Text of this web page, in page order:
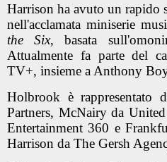
Harrison ha avuto un rapido
nell'acclamata miniserie
the Six, basata
Attualmente fa parte del
TV+, insieme a Anthony
Holbrook è rappresentato
Partners, McNairy da
Entertainment 360 e
Harrison da The Gersh